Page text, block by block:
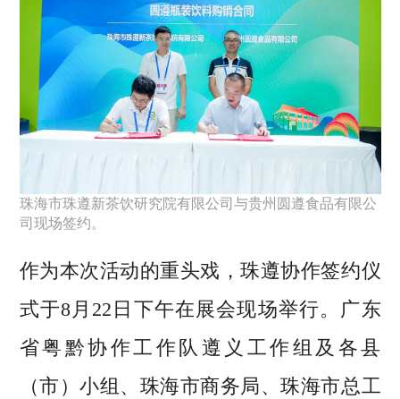
珠海市珠遵新茶饮研究院有限公司与贵州圆遵食品有限公
司现场签约。
作为本次活动的重头戏，珠遵协作签约仪
式于8月22日下午在展会现场举行。广东
省粤黔协作工作队遵义工作组及各县
（市）小组、珠海市商务局、珠海市总工